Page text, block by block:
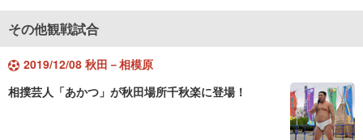
その他観戦試合
2019/12/08 秋田－相模原
相撲芸人「あかつ」が秋田場所千秋楽に登場！